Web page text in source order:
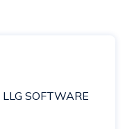
LLG SOFTWARE